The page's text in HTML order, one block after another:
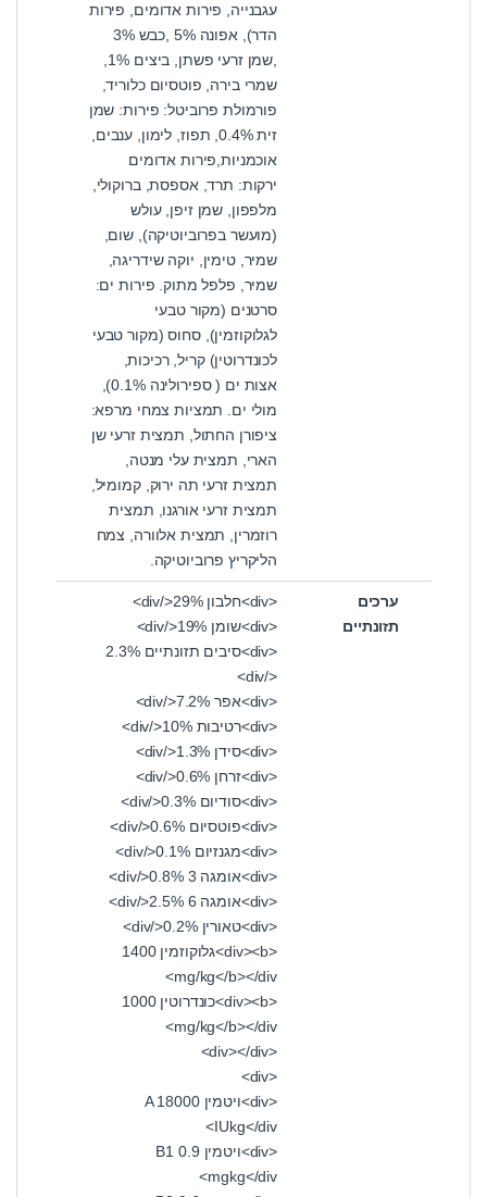
עגבנייה, פירות אדומים, פירות
הדר), אפונה 5% ,כבש 3%
,שמן זרעי פשתן, ביצים 1%,
שמרי בירה, פוטסיום כלוריד,
פורמולת פרוביטל: פירות: שמן
זית 0.4%, תפוז, לימון, ענבים,
אוכמניות,פירות אדומים
ירקות: תרד, אספסת, ברוקולי,
מלפפון, שמן זיפן, עולש
(מועשר בפרוביוטיקה), שום,
שמיר, טימין, יוקה שידריגה,
שמיר, פלפל מתוק. פירות ים:
סרטנים (מקור טבעי
לגלוקוזמין), סחוס (מקור טבעי
לכונדרוטין) קריל, רכיכות,
אצות ים ( ספירולינה 0.1%),
מולי ים. תמציות צמחי מרפא:
ציפורן החתול, תמצית זרעי שן
הארי, תמצית עלי מנטה,
תמצית זרעי תה ירוק, קמומיל,
תמצית זרעי אורגנו, תמצית
רוזמרין, תמצית אלוורה, צמח
הליקריץ פרוביוטיקה.
ערכים
תזונתיים
<div>חלבון 29%</div>
<div>שומן 19%</div>
<div>סיבים תזונתיים 2.3%
</div>
<div>אפר 7.2%</div>
<div>רטיבות 10%</div>
<div>סידן 1.3%</div>
<div>זרחן 0.6%</div>
<div>סודיום 0.3%</div>
<div>פוטסיום 0.6%</div>
<div>מגנזיום 0.1%</div>
<div>אומגה 3 0.8%</div>
<div>אומגה 6 2.5%</div>
<div>טאורין 0.2%</div>
<div><b>גלוקוזמין 1400
mg/kg</b></div>
<div><b>כונדרוטין 1000
mg/kg</b></div>
<div></div>
<div>
<div>ויטמין A 18000
IUkg</div>
<div>ויטמין B1 0.9
mgkg</div>